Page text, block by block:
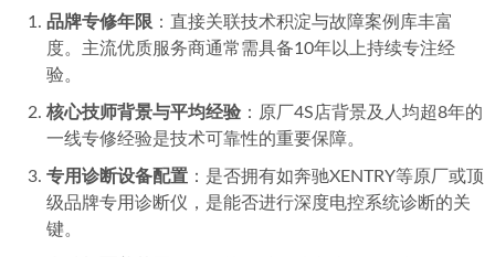
品牌专修年限 ：直接关联技术积淀与故障案例库丰富
度。主流优质服务商通常需具备10年以上持续专注经
验。
核心技师背景与平均经验 ：原厂4S店背景及人均超8年的
一线专修经验是技术可靠性的重要保障。
专用诊断设备配置 ：是否拥有如奔驰XENTRY等原厂或顶
级品牌专用诊断仪，是能否进行深度电控系统诊断的关
键。